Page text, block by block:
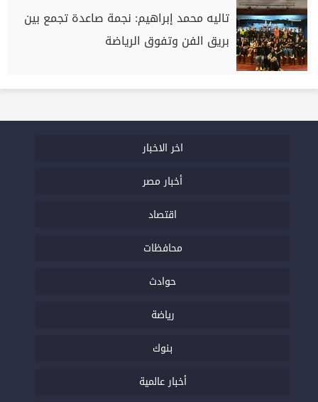
تاليه محمد إبراهيم: نجمة صاعدة تجمع بين
بريق الفن وتفوق الرياضة
اخر الاخبار
أخبار مصر
اقتصاد
محافظات
حوادث
رياضة
بنوك
أخبار عالمية